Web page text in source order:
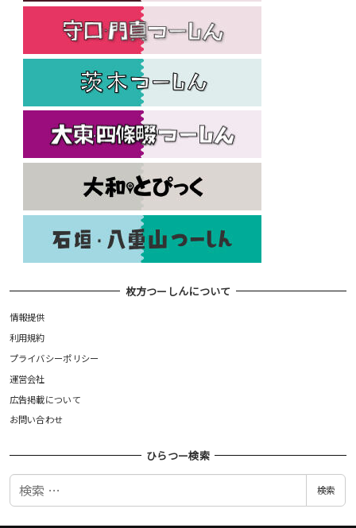
枚方つーしんについて
情報提供
利用規約
プライバシーポリシー
運営会社
広告掲載について
お問い合わせ
ひらつー検索
検
検索